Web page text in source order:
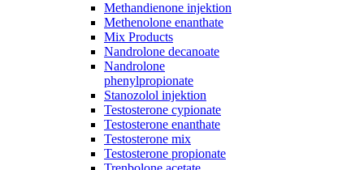
Methandienone injektion
Methenolone enanthate
Mix Products
Nandrolone decanoate
Nandrolone
phenylpropionate
Stanozolol injektion
Testosterone cypionate
Testosterone enanthate
Testosterone mix
Testosterone propionate